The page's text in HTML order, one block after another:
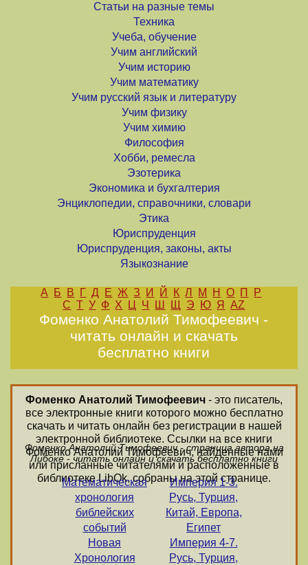
Статьи на разные темы
Техника
Учеба, обучение
Учим английский
Учим историю
Учим математику
Учим русский язык и литературу
Учим физику
Учим химию
Философия
Хобби, ремесла
Эзотерика
Экономика и бухгалтерия
Энциклопедии, справочники, словари
Этика
Юриспруденция
Юриспруденция, законы, акты
Языкознание
А Б В Г Д Е Ж З И Й К Л М Н О П
Р
С Т У Ф Х Ц Ч Ш Щ Э Ю Я AZ
Фоменко Анатолий Тимофеевич -
читать онлайн и скачать
бесплатно книги
Фоменко Анатолий Тимофеевич - это писатель,
все электронные книги которого можно бесплатно
скачать и читать онлайн без регистрации в нашей
электронной библиотеке. Ссылки на все книги
Фоменко Анатолий Тимофеевич, найденные нами
или присланные читателями и расположенные в
библиотеке LibOk, собраны на этой странице.
Фоменко Анатолий Тимофеевич - страница автора на
Либоке - читать онлайн и скачать бесплатно книги
Математическая
хронология
библейских
событий
Новая
Хронология
Империя 1-3.
Русь, Турция,
Китай, Европа,
Египет
Империя 4-7.
Русь, Турция,